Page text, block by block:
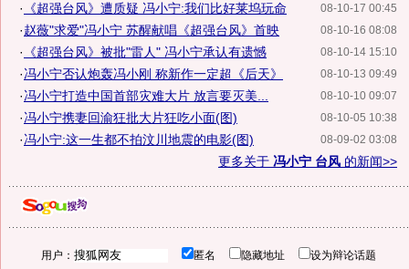
08-10-17 00:45
· 《超强台风》遭质疑 冯小宁:我们比好莱坞玩命
08-10-16 08:08
·赵薇"求爱"冯小宁 苏醒献唱《超强台风》首映
08-10-14 15:10
· 《超强台风》被批"雷人" 冯小宁承认有遗憾
08-10-13 09:49
·冯小宁否认炮轰冯小刚 称新作一定超《后天》
08-10-10 09:07
·冯小宁打造中国首部灾难大片 放言要灭美...
08-10-05 10:38
·冯小宁携妻回渝狂批大片狂吃小面(图)
08-09-02 03:08
·冯小宁:这一生都不拍汶川地震的电影(图)
更多关于 冯小宁 台风 的新闻>>
用户： 匿名 隐藏地址 设为辩论话题